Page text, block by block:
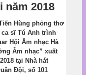
năm 2018
Hùng phỏng thơ
ca sĩ Tú Anh trình
Hội Âm nhạc Hà
Âm nhạc” xuất
tại Nhà hát
Đội, số 101